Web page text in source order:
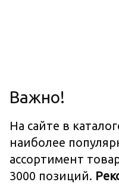
Важно!
На сайте в
наиболее
ассортимент
3000 позиций.